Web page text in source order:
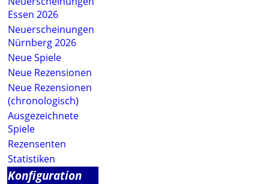
Essen 2026
Neuerscheinungen
Nürnberg 2026
Neue Spiele
Neue Rezensionen
Neue Rezensionen
(chronologisch)
Ausgezeichnete
Spiele
Rezensenten
Statistiken
Konfiguration